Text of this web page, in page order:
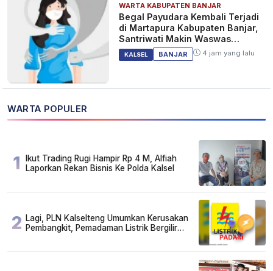
WARTA KABUPATEN BANJAR
Begal Payudara Kembali Terjadi
di Martapura Kabupaten Banjar,
Santriwati Makin Waswas
Melintas
KALSEL BANJAR 4 jam yang lalu
WARTA POPULER
1
Ikut Trading Rugi Hampir Rp 4 M, Alfiah
Laporkan Rekan Bisnis Ke Polda Kalsel
2 Lagi, PLN Kalselteng Umumkan Kerusakan
Pembangkit, Pemadaman Listrik Bergilir